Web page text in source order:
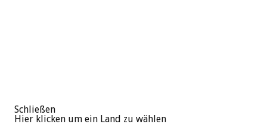
Schließen
Hier klicken um ein Land zu wählen